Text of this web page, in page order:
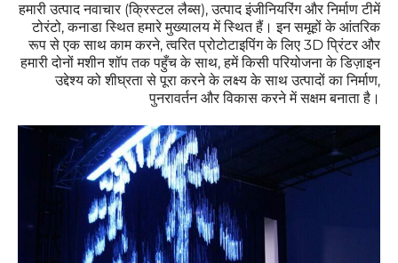
हमारी उत्पाद नवाचार (क्रिस्टल लैब्स), उत्पाद इंजीनियरिंग और निर्माण टीमें
टोरंटो, कनाडा स्थित हमारे मुख्यालय में स्थित हैं। इन समूहों के आंतरिक
रूप से एक साथ काम करने, त्वरित प्रोटोटाइपिंग के लिए 3D प्रिंटर और
हमारी दोनों मशीन शॉप तक पहुँच के साथ, हमें किसी परियोजना के डिज़ाइन
उद्देश्य को शीघ्रता से पूरा करने के लक्ष्य के साथ उत्पादों का निर्माण,
पुनरावर्तन और विकास करने में सक्षम बनाता है।